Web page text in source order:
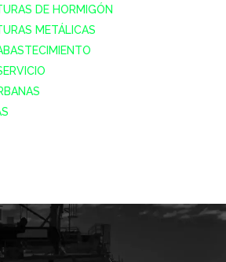
DE HORMIGÓN
METÁLICAS